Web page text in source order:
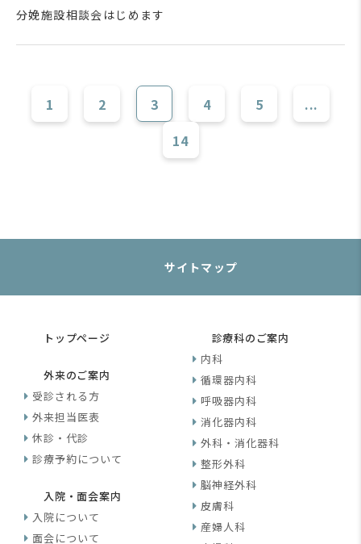
分娩施設相談会はじめます
1 2 3 4 5
...
14
サイトマップ
トップページ
外来のご案内
受診される方
外来担当医表
休診・代診
診療予約について
入院・面会案内
入院について
面会について
診療科のご案内
内科
循環器内科
呼吸器内科
消化器内科
外科・消化器科
整形外科
脳神経外科
皮膚科
産婦人科